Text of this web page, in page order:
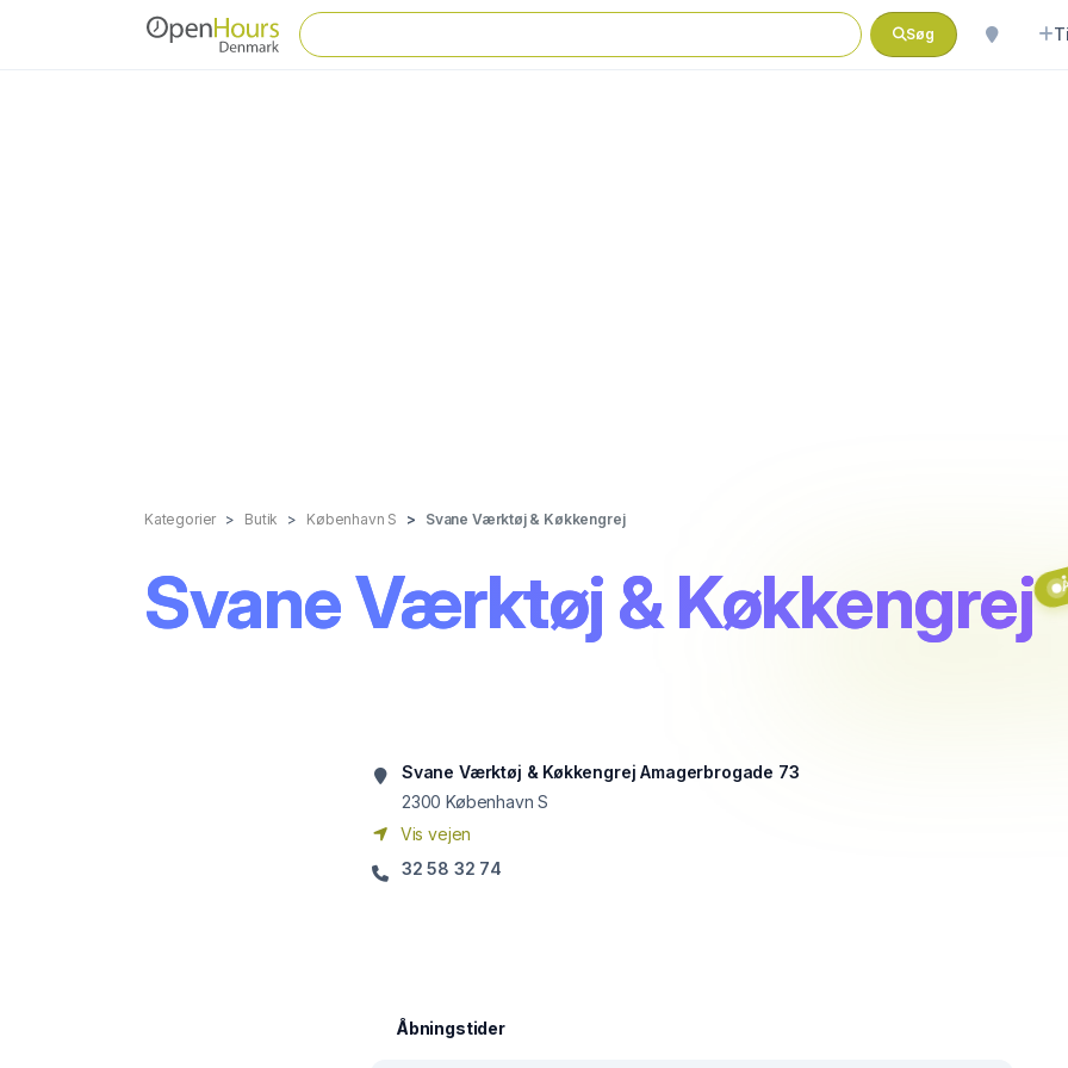
Søg
Kategorier Butik København S Svane Værktøj & Køkkengrej
Svane Værktøj & Køkkengrej
Svane Værktøj & Køkkengrej Amagerbrogade 73
2300 København S
Vis vejen
32 58 32 74
Åbningstider